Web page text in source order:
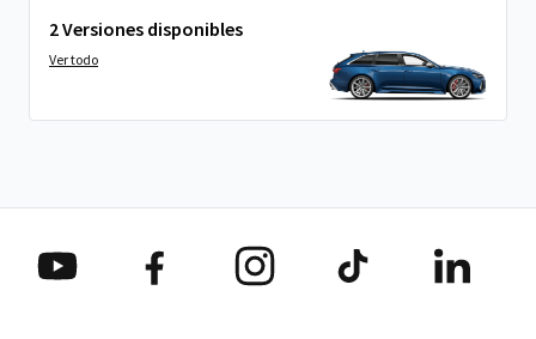
2 Versiones disponibles
Ver todo